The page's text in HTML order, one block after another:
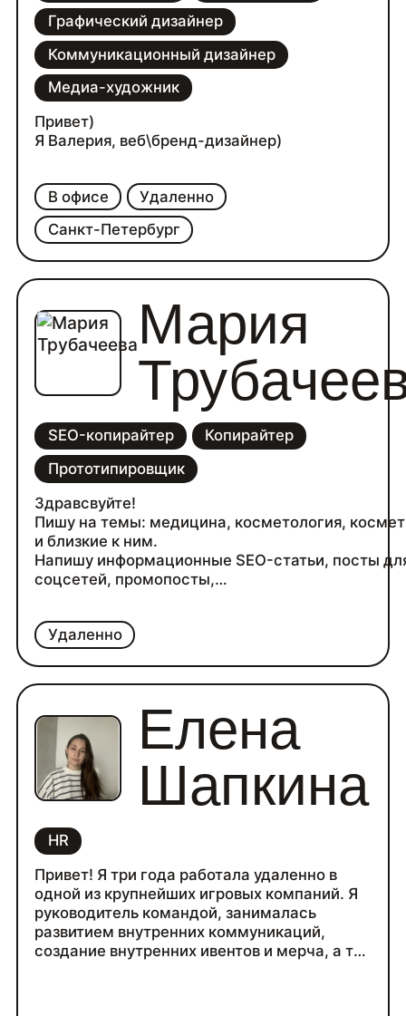
В офисе
Удаленно
Санкт-Петербург
Графический дизайнер
Коммуникационный дизайнер
Медиа-художник
Привет)
Я Валерия, веб\бренд-дизайнер)
Удаленно
Мария
SEO-копирайтер
Копирайтер
Прототипировщик
Здравсвуйте!
Пишу на темы: медицина, косметология,
и близкие к ним.
Напишу информационные SEO-статьи, посты
соцсетей, промопосты,
исследования ЦА, конкурентов, поисковых
2 года в копирайтинге.
17 лет работы в медицинской организации, вт.ч.
Елена
Шапкина
HR
Привет! Я три года работала удаленно в
одной из крупнейших игровых компаний. Я
руководитель командой, занималась
развитием внутренних коммуникаций,
создание внутренних ивентов и мерча, а так